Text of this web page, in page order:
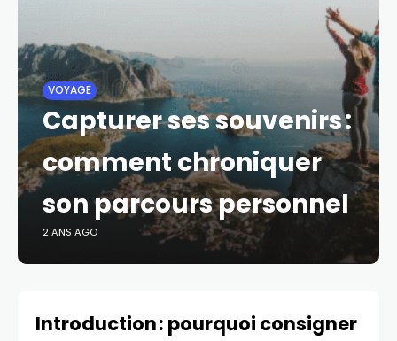
VOYAGE
Capturer ses souvenirs :
comment chroniquer
son parcours personnel
2 ANS AGO
Introduction : pourquoi consigner